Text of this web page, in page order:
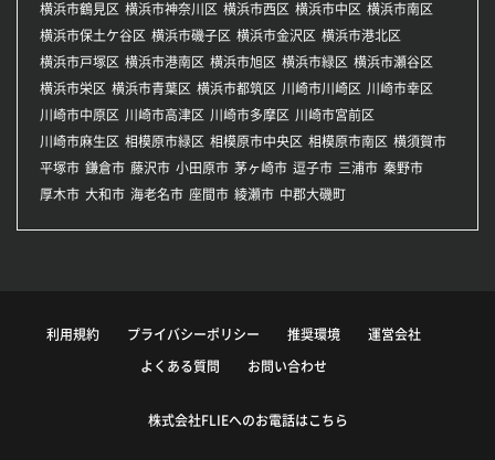
横浜市鶴見区 横浜市神奈川区 横浜市西区 横浜市中区 横浜市南区
横浜市保土ケ谷区 横浜市磯子区 横浜市金沢区 横浜市港北区
横浜市戸塚区 横浜市港南区 横浜市旭区 横浜市緑区 横浜市瀬谷区
横浜市栄区 横浜市青葉区 横浜市都筑区 川崎市川崎区 川崎市幸区
川崎市中原区 川崎市高津区 川崎市多摩区 川崎市宮前区
川崎市麻生区 相模原市緑区 相模原市中央区 相模原市南区 横須賀市
平塚市 鎌倉市 藤沢市 小田原市 茅ヶ崎市 逗子市 三浦市 秦野市
厚木市 大和市 海老名市 座間市 綾瀬市 中郡大磯町
利用規約 プライバシーポリシー 推奨環境 運営会社
よくある質問 お問い合わせ
株式会社FLIEへのお電話はこちら